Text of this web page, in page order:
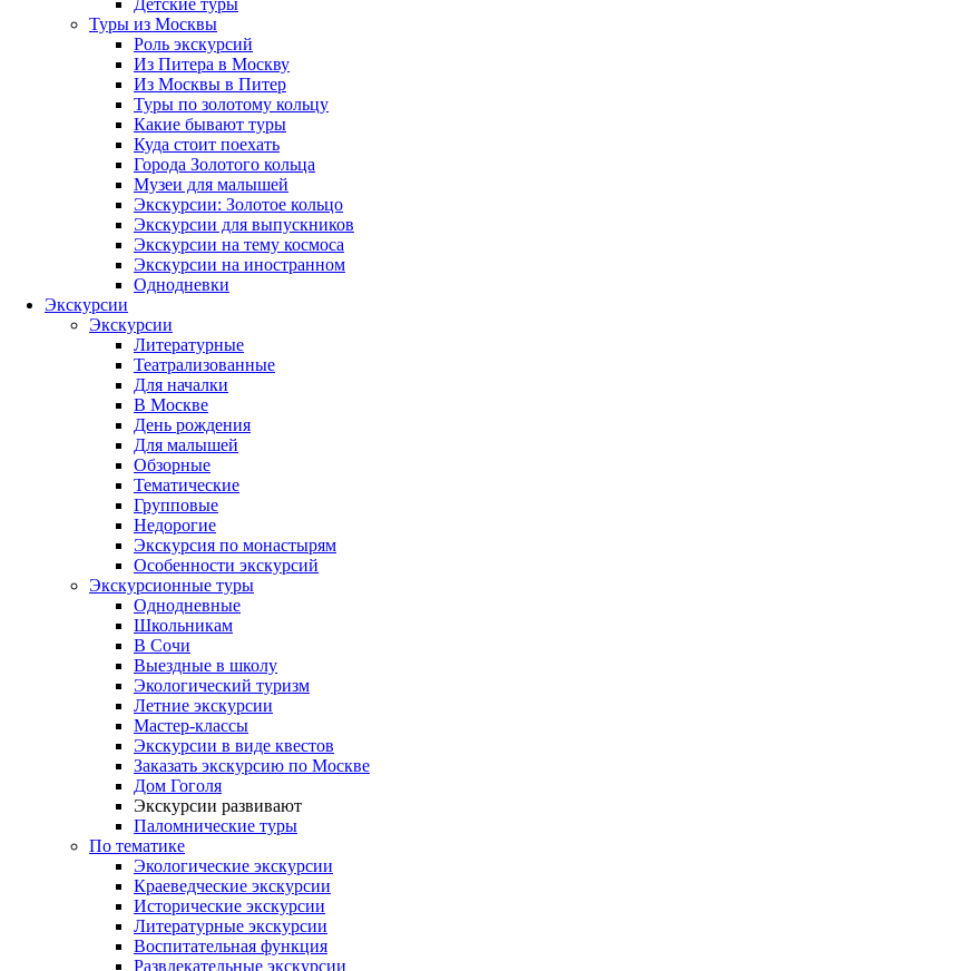
Детские туры
Туры из Москвы
Роль экскурсий
Из Питера в Москву
Из Москвы в Питер
Туры по золотому кольцу
Какие бывают туры
Куда стоит поехать
Города Золотого кольца
Музеи для малышей
Экскурсии: Золотое кольцо
Экскурсии для выпускников
Экскурсии на тему космоса
Экскурсии на иностранном
Однодневки
Экскурсии
Экскурсии
Литературные
Театрализованные
Для началки
В Москве
День рождения
Для малышей
Обзорные
Тематические
Групповые
Недорогие
Экскурсия по монастырям
Особенности экскурсий
Экскурсионные туры
Однодневные
Школьникам
В Сочи
Выездные в школу
Экологический туризм
Летние экскурсии
Мастер-классы
Экскурсии в виде квестов
Заказать экскурсию по Москве
Дом Гоголя
Экскурсии развивают
Паломнические туры
По тематике
Экологические экскурсии
Краеведческие экскурсии
Исторические экскурсии
Литературные экскурсии
Воспитательная функция
Развлекательные экскурсии